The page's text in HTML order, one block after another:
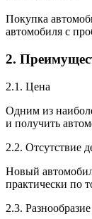
Покупка
автомобиля с
2.
2.1. Цена
Одним из
и получить
2.2. Отсутствие
Новый
практически по
2.3.